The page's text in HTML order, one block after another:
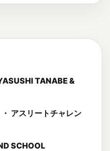
TANABE &
アスリートチャレン
SCHOOL